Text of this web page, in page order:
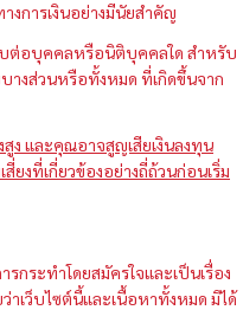
งการเงินอย่างมีนัยสำคัญ
บต่อบุคคลหรือนิติบุคคลใด สำหรับ
บางส่วนหรือทั้งหมด ที่เกิดขึ้นจาก
สูง และคุณอาจสูญเสียเงินลงทุน
ยงที่เกี่ยวข้องอย่างถี่ถ้วนก่อนเริ่ม
กระทำโดยสมัครใจและเป็นเรื่อง
าเว็บไซต์นี้และเนื้อหาทั้งหมด มิได้